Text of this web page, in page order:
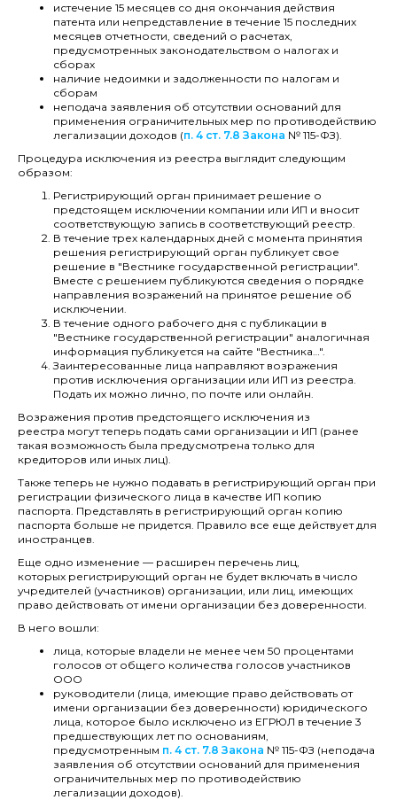
истечение 15 месяцев со дня окончания действия
патента или непредставление в течение 15 последних
месяцев отчетности, сведений о расчетах,
предусмотренных законодательством о налогах и
сборах
наличие недоимки и задолженности по налогам и
сборам
неподача заявления об отсутствии оснований для
применения ограничительных мер по противодействию
легализации доходов (п. 4 ст. 7.8 Закона № 115-ФЗ).
Процедура исключения из реестра выглядит следующим
образом:
Регистрирующий орган принимает решение о
предстоящем исключении компании или ИП и вносит
соответствующую запись в соответствующий реестр.
В течение трех календарных дней с момента принятия
решения регистрирующий орган публикует свое
решение в "Вестнике государственной регистрации".
Вместе с решением публикуются сведения о порядке
направления возражений на принятое решение об
исключении.
В течение одного рабочего дня с публикации в
"Вестнике государственной регистрации" аналогичная
информация публикуется на сайте "Вестника…".
Заинтересованные лица направляют возражения
против исключения организации или ИП из реестра.
Подать их можно лично, по почте или онлайн.
Возражения против предстоящего исключения из
реестра могут теперь подать сами организации и ИП (ранее
такая возможность была предусмотрена только для
кредиторов или иных лиц).
Также теперь не нужно подавать в регистрирующий орган при
регистрации физического лица в качестве ИП копию
паспорта. Представлять в регистрирующий орган копию
паспорта больше не придется. Правило все еще действует для
иностранцев.
Еще одно изменение — расширен перечень лиц,
которых регистрирующий орган не будет включать в число
учредителей (участников) организации, или лиц, имеющих
право действовать от имени организации без доверенности.
В него вошли:
лица, которые владели не менее чем 50 процентами
голосов от общего количества голосов участников
ООО
руководители (лица, имеющие право действовать от
имени организации без доверенности) юридического
лица, которое было исключено из ЕГРЮЛ в течение 3
предшествующих лет по основаниям,
предусмотренным п. 4 ст. 7.8 Закона № 115-ФЗ (неподача
заявления об отсутствии оснований для применения
ограничительных мер по противодействию
легализации доходов).